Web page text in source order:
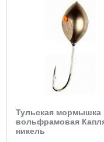
Тульская мормышка
вольфрамовая
никель